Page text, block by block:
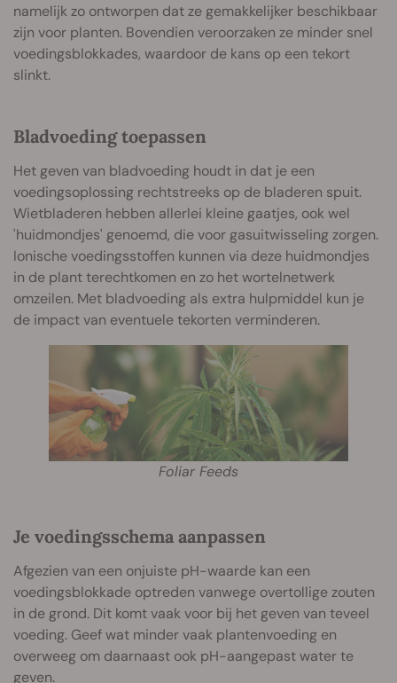
namelijk zo ontworpen dat ze gemakkelijker beschikbaar
zijn voor planten. Bovendien veroorzaken ze minder snel
voedingsblokkades, waardoor de kans op een tekort
slinkt.
Bladvoeding toepassen
Het geven van bladvoeding houdt in dat je een
voedingsoplossing rechtstreeks op de bladeren spuit.
Wietbladeren hebben allerlei kleine gaatjes, ook wel
'huidmondjes' genoemd, die voor gasuitwisseling zorgen.
Ionische voedingsstoffen kunnen via deze huidmondjes
in de plant terechtkomen en zo het wortelnetwerk
omzeilen. Met bladvoeding als extra hulpmiddel kun je
de impact van eventuele tekorten verminderen.
Foliar Feeds
Je voedingsschema aanpassen
Afgezien van een onjuiste pH-waarde kan een
voedingsblokkade optreden vanwege overtollige zouten
in de grond. Dit komt vaak voor bij het geven van teveel
voeding. Geef wat minder vaak plantenvoeding en
overweeg om daarnaast ook pH-aangepast water te
geven.